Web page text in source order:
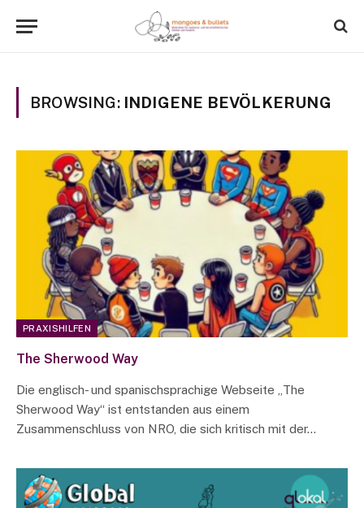
BROWSING: INDIGENE BEVÖLKERUNG
PRAXISHILFEN
The Sherwood Way
Die englisch- und spanischsprachige Webseite „The
Sherwood Way“ ist entstanden aus einem
Zusammenschluss von NRO, die sich kritisch mit der…